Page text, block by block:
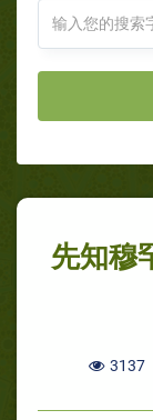
先知穆
3137